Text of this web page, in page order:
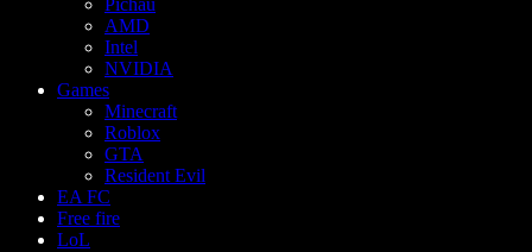
Pichau
AMD
Intel
NVIDIA
Games
Minecraft
Roblox
GTA
Resident Evil
EA FC
Free fire
LoL